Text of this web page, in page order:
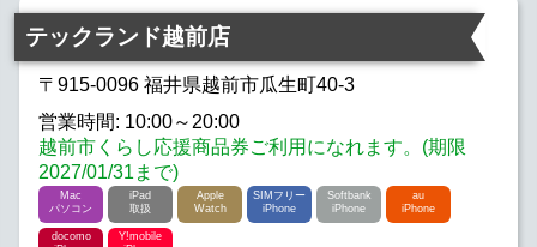
テックランド越前店
〒915-0096 福井県越前市瓜生町40-3
営業時間: 10:00～20:00
越前市くらし応援商品券ご利用になれます。(期限
2027/01/31まで)
Mac
パソコン
iPad
取扱
Apple
Watch
SIMフリー
iPhone
Softbank
iPhone
au
iPhone
docomo
Y!mobile